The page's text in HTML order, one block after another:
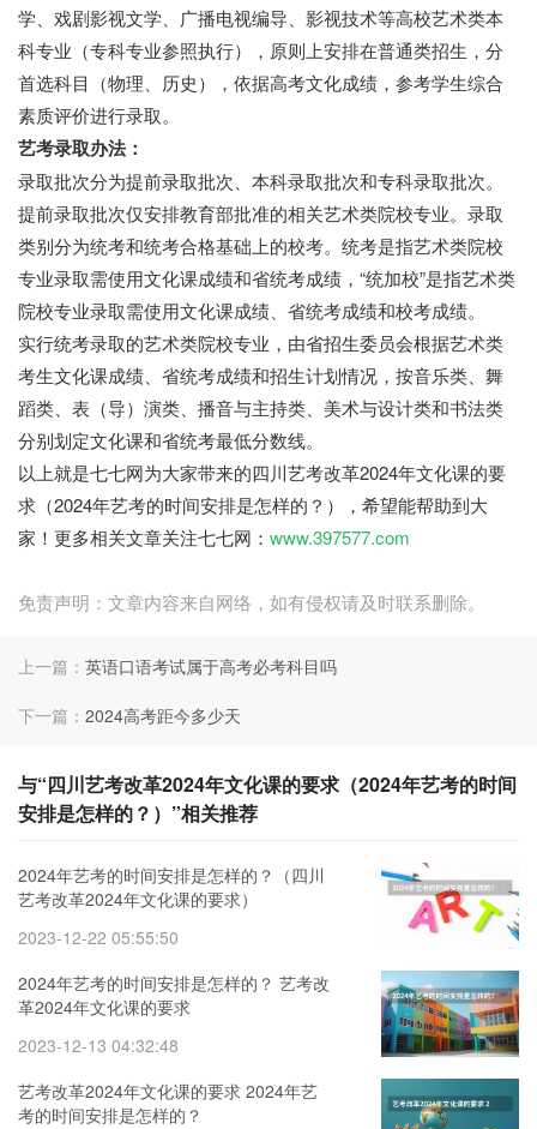
学、戏剧影视文学、广播电视编导、影视技术等高校艺术类本
科专业（专科专业参照执行），原则上安排在普通类招生，分
首选科目（物理、历史），依据高考文化成绩，参考学生综合
素质评价进行录取。
艺考录取办法：
录取批次分为提前录取批次、本科录取批次和专科录取批次。
提前录取批次仅安排教育部批准的相关艺术类院校专业。录取
类别分为统考和统考合格基础上的校考。统考是指艺术类院校
专业录取需使用文化课成绩和省统考成绩，“统加校”是指艺术类
院校专业录取需使用文化课成绩、省统考成绩和校考成绩。
实行统考录取的艺术类院校专业，由省招生委员会根据艺术类
考生文化课成绩、省统考成绩和招生计划情况，按音乐类、舞
蹈类、表（导）演类、播音与主持类、美术与设计类和书法类
分别划定文化课和省统考最低分数线。
以上就是七七网为大家带来的四川艺考改革2024年文化课的要
求（2024年艺考的时间安排是怎样的？），希望能帮助到大
家！更多相关文章关注七七网： www.397577.com
免责声明：文章内容来自网络，如有侵权请及时联系删除。
上一篇： 英语口语考试属于高考必考科目吗
下一篇： 2024高考距今多少天
与“四川艺考改革2024年文化课的要求（2024年艺考的时间
安排是怎样的？）”相关推荐
2024年艺考的时间安排是怎样的？（四川
艺考改革2024年文化课的要求）
2023-12-22 05:55:50
2024年艺考的时间安排是怎样的？ 艺考改
革2024年文化课的要求
2023-12-13 04:32:48
艺考改革2024年文化课的要求 2024年艺
考的时间安排是怎样的？